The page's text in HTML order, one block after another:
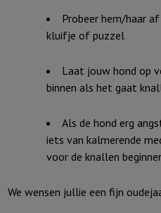
Probeer hem/haar
kluifje of puzzel
Laat jouw hond op
binnen als het gaat
Als de hond erg
iets van kalmerende
voor de knallen
We wensen jullie een fijn